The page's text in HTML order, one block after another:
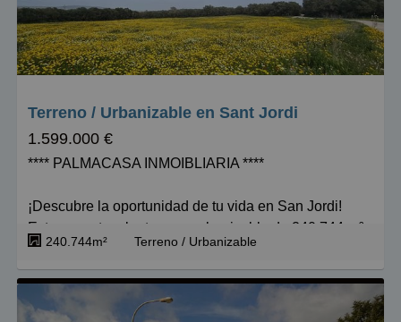
PALMACASA INMOBILIARIA desde hace más de 20
años, un referente de Prestigio y Profesionalidad!
Terreno / Urbanizable en Sant Jordi
1.599.000 €
**** PALMACASA INMOIBLIARIA ****
¡Descubre la oportunidad de tu vida en San Jordi!
Este espectacular terreno urbanizable de 240.744 m²
es el lugar perfecto para dar rienda suelta a tus
sueños. Clasificado como suelo agrario, ofrece un
entorno natural impresionante, con una variedad de
especies que incluyen encinas, almendros y frutales,
240.744m² Terreno / Urbanizable